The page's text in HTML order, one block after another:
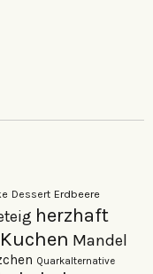
Dessert Erdbeere
herzhaft
Kuchen Mandel
Quarkalternative